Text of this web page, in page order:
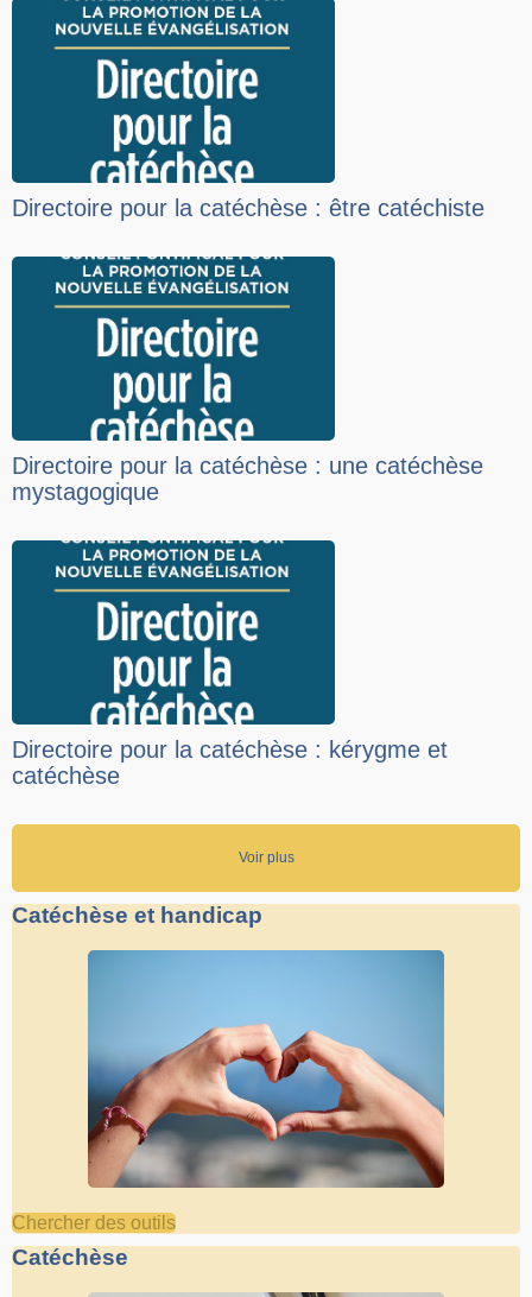
Directoire pour la catéchèse : être catéchiste
Directoire pour la catéchèse : une catéchèse
mystagogique
Directoire pour la catéchèse : kérygme et
catéchèse
Voir plus
Catéchèse et handicap
Chercher des outils
Catéchèse